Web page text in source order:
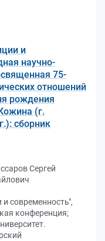
и
научно-
75-
отношений
рождения
(г.
сборник
Сергей
современность",
конференция;